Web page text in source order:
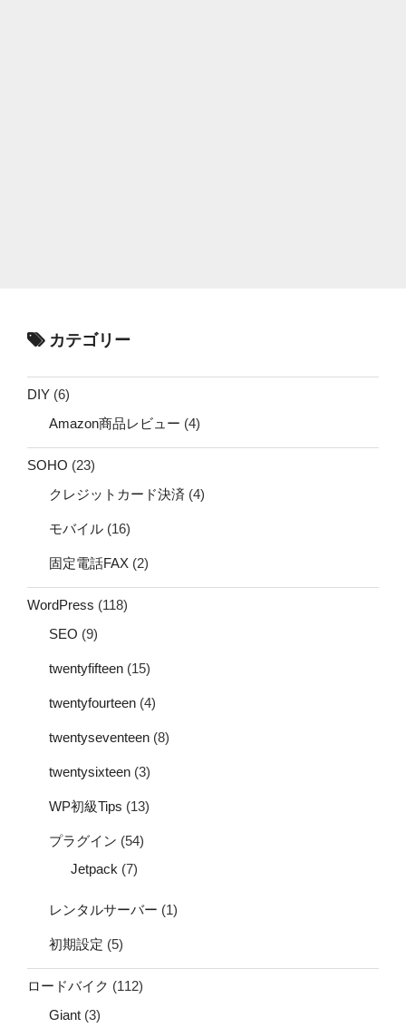
カテゴリー
DIY (6)
Amazon商品レビュー (4)
SOHO (23)
クレジットカード決済 (4)
モバイル (16)
固定電話FAX (2)
WordPress (118)
SEO (9)
twentyfifteen (15)
twentyfourteen (4)
twentyseventeen (8)
twentysixteen (3)
WP初級Tips (13)
プラグイン (54)
Jetpack (7)
レンタルサーバー (1)
初期設定 (5)
ロードバイク (112)
Giant (3)